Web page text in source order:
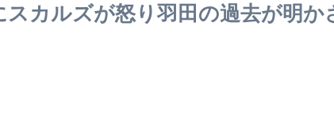
カルズが怒り羽田の過去が明